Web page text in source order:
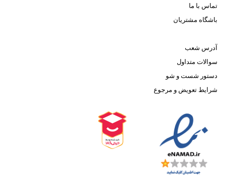
تماس با ما
باشگاه مشتریان
آدرس شعب
سوالات متداول
دستور شست و شو
شرایط تعویض و مرجوع